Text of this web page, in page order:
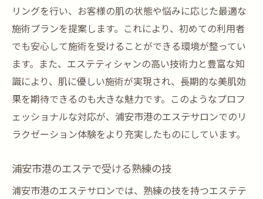
リングを行い、お客様の肌の状態や悩みに応じた最適な
施術プランを提案します。これにより、初めての利用者
でも安心して施術を受けることができる環境が整ってい
ます。また、エステティシャンの高い技術力と豊富な知
識により、肌に優しい施術が実現され、長期的な美肌効
果を期待できるのも大きな魅力です。このようなプロフ
ェッショナルな対応が、浦安市港のエステサロンでのリ
ラクゼーション体験をより充実したものにしています。
浦安市港のエステで受ける熟練の技
浦安市港のエステサロンでは、熟練の技を持つエステテ